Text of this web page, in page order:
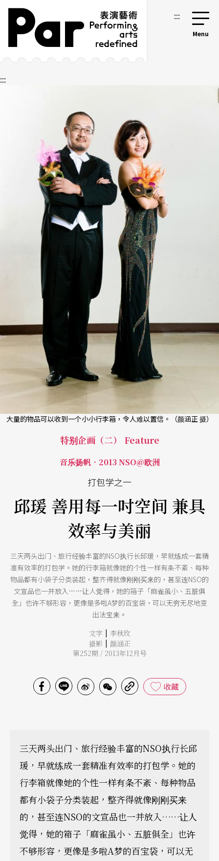
跳到主要内容区块
网站导览 :::
:::
大量的物品可以收到一个小小行李箱，令人难以置信。（颜涵正 摄）
特别企画（二） Feature
音乐扬帆．2013 NSO@欧洲
打包学之一
邱瑗 善用每一吋空间 兼具
效率与美丽
三天两头出门、旅行经验丰富的NSO执行长邱瑗，早就练成一套精
准有效率的打包学。她的行李箱就像她的个性一样有条不紊、每种
物品都有小袋子分类装起，整齐得就像刚刚买来的，甚至连NSO的
文宣品也一并放入……让人觉得，她的箱子「麻雀虽小、五脏俱
全」也许不够形容，更像是多啦A梦的百宝袋，可以无穷无尽地变
出法宝来。
文字 | 李秋玫
摄影 | 颜涵正
第252期 / 2013年12月号
收藏
三天两头出门、旅行经验丰富的NSO执行长邱
瑗，早就练成一套精准有效率的打包学。她的
行李箱就像她的个性一样有条不紊、每种物品
都有小袋子分类装起，整齐得就像刚刚买来
的，甚至连NSO的文宣品也一并放入……让人
觉得，她的箱子「麻雀虽小、五脏俱全」也许
不够形容，更像是多啦A梦的百宝袋，可以无